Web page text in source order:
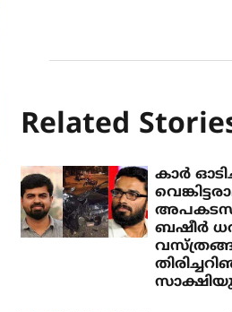
Related
കാര്‍
ബഷീര്‍